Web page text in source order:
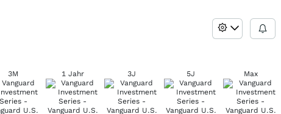
3M 1 Jahr 3J 5J Max